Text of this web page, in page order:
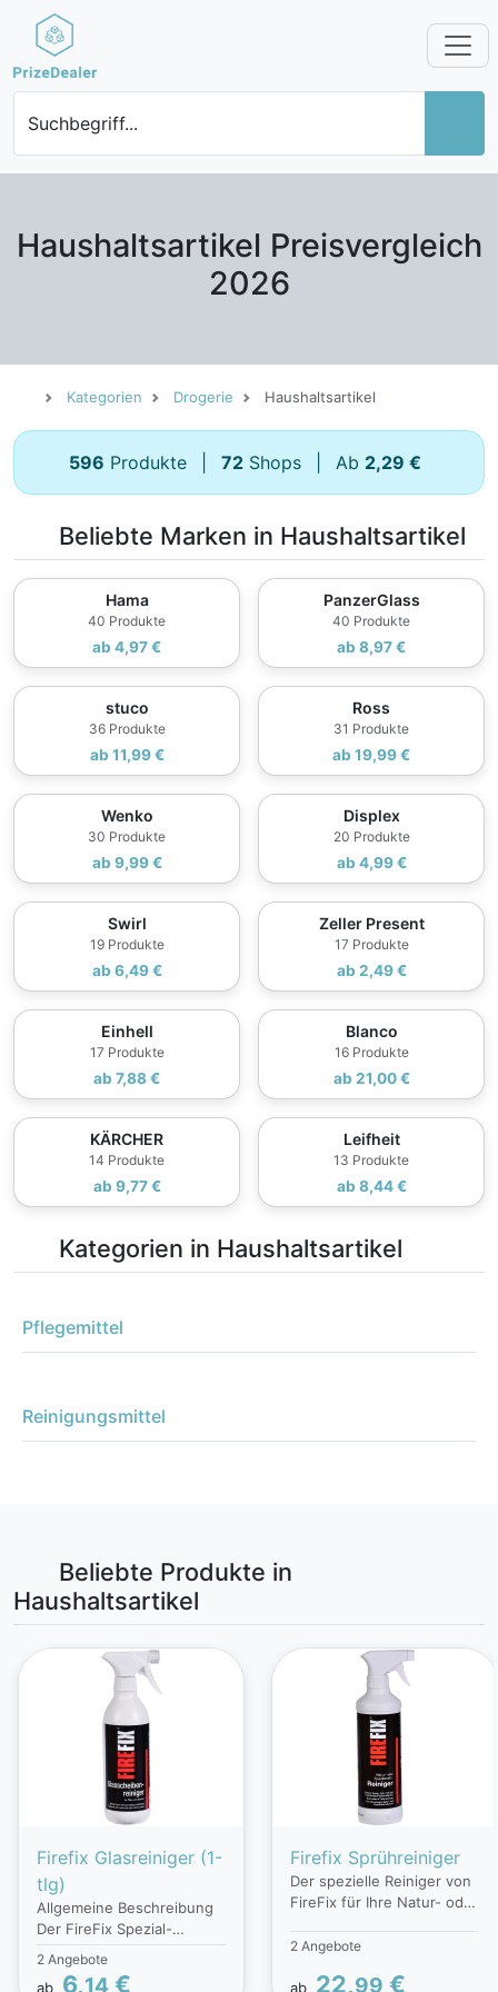
Suchbegriff...
Haushaltsartikel Preisvergleich
2026
Kategorien Drogerie Haushaltsartikel
596 Produkte 72 Shops Ab 2,29 €
Beliebte Marken in Haushaltsartikel
Hama
40 Produkte
ab 4,97 €
PanzerGlass
40 Produkte
ab 8,97 €
stuco
36 Produkte
ab 11,99 €
Ross
31 Produkte
ab 19,99 €
Wenko
30 Produkte
ab 9,99 €
Displex
20 Produkte
ab 4,99 €
Swirl
19 Produkte
ab 6,49 €
Zeller Present
17 Produkte
ab 2,49 €
Einhell
17 Produkte
ab 7,88 €
Blanco
16 Produkte
ab 21,00 €
KÄRCHER
14 Produkte
ab 9,77 €
Leifheit
13 Produkte
ab 8,44 €
Kategorien in Haushaltsartikel
Pflegemittel
Reinigungsmittel
Beliebte Produkte in
Haushaltsartikel
Firefix Glasreiniger (1-
tlg)
Allgemeine Beschreibung
Der FireFix Spezial-
Glasscheibenreiniger ist
die ideale Lösung, um Ihre
2 Angebote
ab 6,14 €
Firefix Sprühreiniger
Der spezielle Reiniger von
FireFix für Ihre Natur- oder
für Natur- und
Herstellerinformationen:
2 Angebote
ab 22,99 €